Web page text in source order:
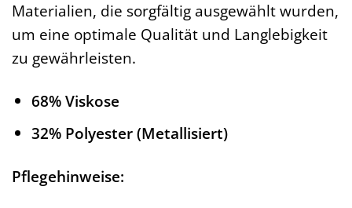
Materialien, die sorgfältig ausgewählt wurden,
um eine optimale Qualität und Langlebigkeit
zu gewährleisten.
68% Viskose
32% Polyester (Metallisiert)
Pflegehinweise: